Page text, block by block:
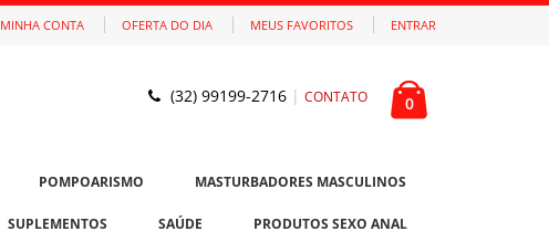
MINHA CONTA OFERTA DO DIA MEUS FAVORITOS ENTRAR
(32) 99199-2716 | CONTATO 0
POMPOARISMO MASTURBADORES MASCULINOS
SUPLEMENTOS SAÚDE PRODUTOS SEXO ANAL